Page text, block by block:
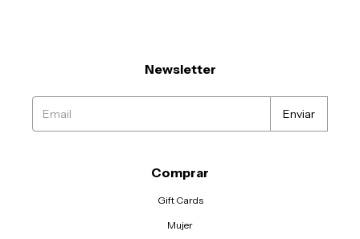
Newsletter
Comprar
Gift Cards
Mujer